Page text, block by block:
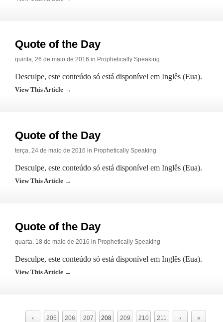
Quote of the Day
quinta, 26 de maio de 2016 in Prophetically Speaking
Desculpe, este conteúdo só está disponível em Inglês (Eua).
View This Article →
Quote of the Day
terça, 24 de maio de 2016 in Prophetically Speaking
Desculpe, este conteúdo só está disponível em Inglês (Eua).
View This Article →
Quote of the Day
quarta, 18 de maio de 2016 in Prophetically Speaking
Desculpe, este conteúdo só está disponível em Inglês (Eua).
View This Article →
‹ 205 206 207 208 209 210 211 › »